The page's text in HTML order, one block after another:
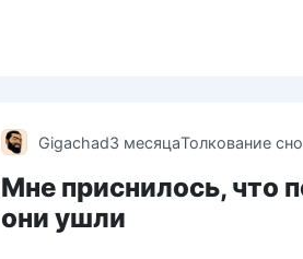
Gigachad3 месяцаТолкование
Мне приснилось, что
они ушли